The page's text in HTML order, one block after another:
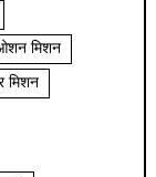
मिशन
मिशन